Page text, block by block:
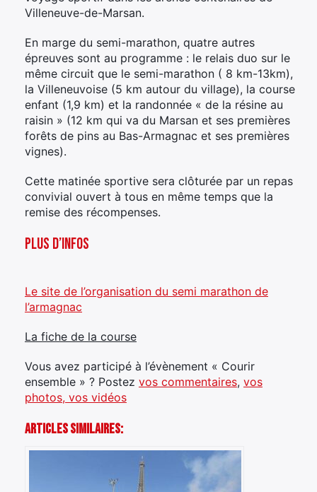
Villeneuve-de-Marsan.
En marge du semi-marathon, quatre autres
épreuves sont au programme : le relais duo sur le
même circuit que le semi-marathon ( 8 km-13km),
la Villeneuvoise (5 km autour du village), la course
enfant (1,9 km) et la randonnée « de la résine au
raisin » (12 km qui va du Marsan et ses premières
forêts de pins au Bas-Armagnac et ses premières
vignes).
Cette matinée sportive sera clôturée par un repas
convivial ouvert à tous en même temps que la
remise des récompenses.
Plus d’infos
Le site de l’organisation du semi marathon de
l’armagnac
La fiche de la course
Vous avez participé à l’évènement « Courir
ensemble » ? Postez vos commentaires, vos
photos, vos vidéos
Articles Similaires: